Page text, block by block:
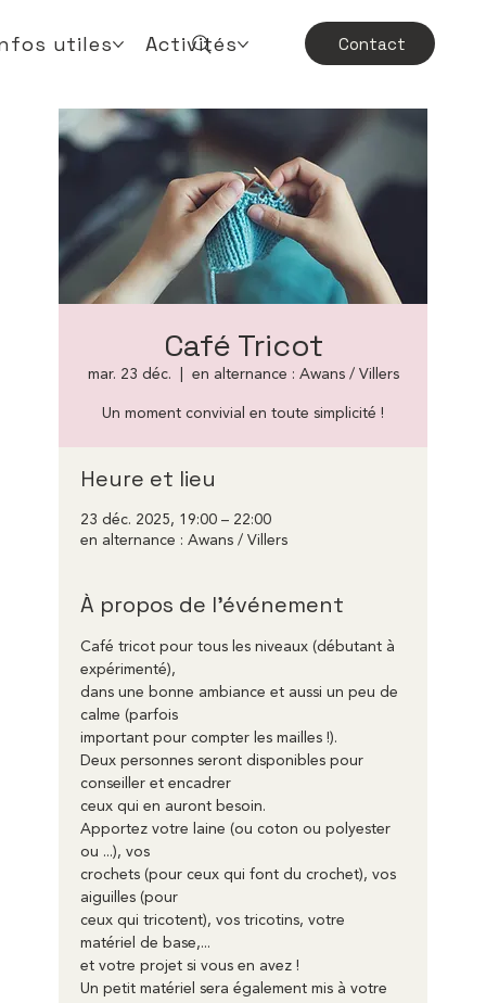
utiles Activités Contact
Café Tricot
mar. 23 déc. en alternance : Awans / Villers
Un moment convivial en toute simplicité !
Heure et lieu
23 déc. 2025, 19:00 – 22:00
en alternance : Awans / Villers
À propos de l'événement
Café tricot pour tous les niveaux (débutant à
expérimenté),
dans une bonne ambiance et aussi un peu de
calme (parfois
important pour compter les mailles !).
Deux personnes seront disponibles pour
conseiller et encadrer
ceux qui en auront besoin.
Apportez votre laine (ou coton ou polyester
ou ...), vos
crochets (pour ceux qui font du crochet), vos
aiguilles (pour
ceux qui tricotent), vos tricotins, votre
matériel de base,...
et votre projet si vous en avez !
Un petit matériel sera également mis à votre